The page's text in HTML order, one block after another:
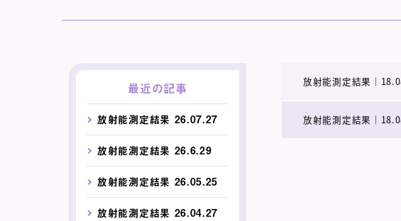
放射能測定結果 ｜
放射能測定結果 ｜
最近の記事
放射能測定結果 26.07.27
放射能測定結果 26.6.29
放射能測定結果 26.05.25
放射能測定結果 26.04.27